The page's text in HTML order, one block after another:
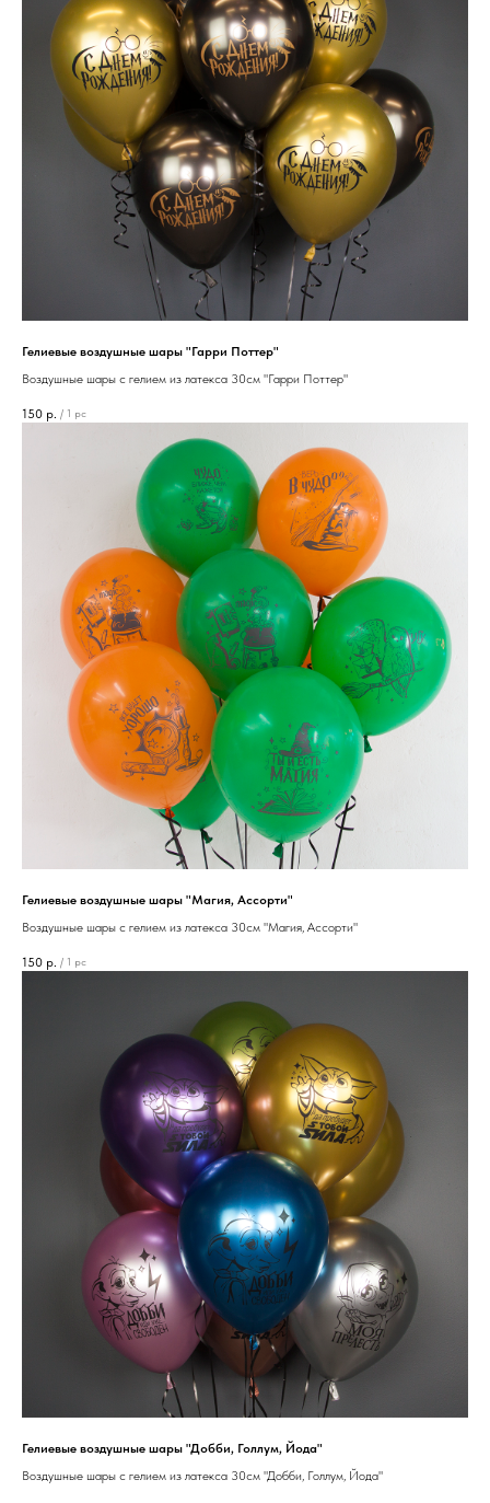
Гелиевые воздушные шары "Гарри Поттер"
Воздушные шары с гелием из латекса 30см "Гарри Поттер"
150 р. / 1 pc
Гелиевые воздушные шары "Магия, Ассорти"
Воздушные шары с гелием из латекса 30см "Магия, Ассорти"
150 р. / 1 pc
Гелиевые воздушные шары "Добби, Голлум, Йода"
Воздушные шары с гелием из латекса 30см "Добби, Голлум, Йода"